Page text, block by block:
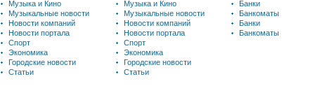
Музыка и Кино
Музыкальные новости
Новости компаний
Новости портала
Спорт
Экономика
Городские новости
Статьи
Музыка и Кино
Музыкальные новости
Новости компаний
Новости портала
Спорт
Экономика
Городские новости
Статьи
Банки
Банкоматы
Банки
Банкоматы